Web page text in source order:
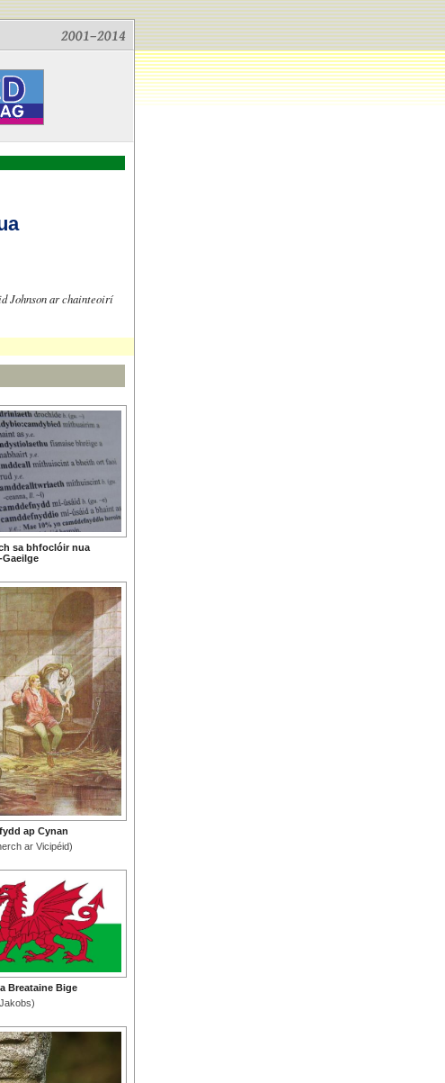
Johnson ar chainteoirí
sa bhfoclóir nua
Gaeilge
ap Cynan
ar Vicipéid)
Breataine Bige